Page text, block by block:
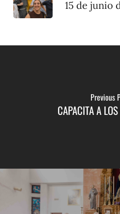
15 de junio
Previous
CAPACITA A